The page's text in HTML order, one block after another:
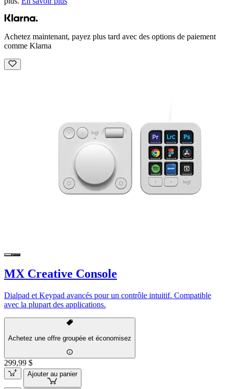
Achetez maintenant, payez plus tard avec des options de paiement
comme Klarna
MX Creative Console
Dialpad et Keypad avancés pour un contrôle intuitif. Compatible
avec la plupart des applications.
Achetez une offre groupée et économisez
299,99 $
Ajouter au panier